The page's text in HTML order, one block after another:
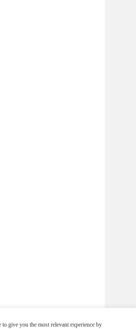
give you the most relevant experience by